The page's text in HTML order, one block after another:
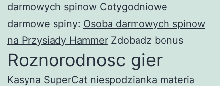
darmowych spinow Cotygodniowe
darmowe spiny: Osoba darmowych spinow
na Przysiady Hammer Zdobadz bonus
Roznorodnosc gier
Kasyna SuperCat niespodzianka materia